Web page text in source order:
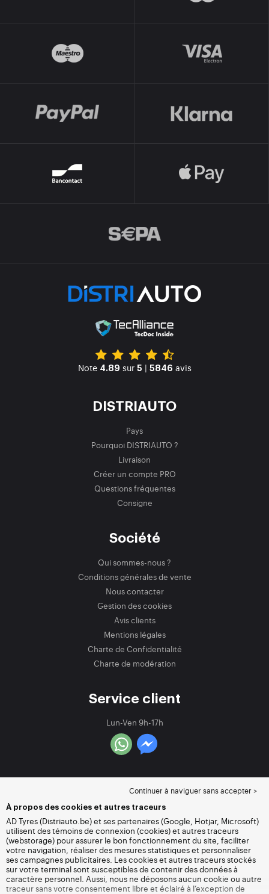
Note 4.89 sur 5 | 5846 avis
DISTRIAUTO
Pays
Pourquoi DISTRIAUTO ?
Livraison
Créer un compte PRO
Questions fréquentes
Consigne
Société
Qui sommes-nous ?
Conditions générales de vente
Nous contacter
Gestion des cookies
Avis clients
Mentions légales
Charte de Confidentialité
Charte de modération
Service client
Lun-Ven 9h-17h
Continuer à naviguer sans accepter >
À propos des cookies et autres traceurs
AD Tyres (Distriauto.be) et ses partenaires (Google, Hotjar, Microsoft)
utilisent des témoins de connexion (cookies) et autres traceurs
(webstorage) pour assurer le bon fonctionnement du site, faciliter
votre navigation, réaliser des mesures statistiques et personnaliser
ses campagnes publicitaires. Les cookies et autres traceurs stockés
sur votre terminal sont susceptibles de contenir des données à
caractère personnel. Aussi, nous ne déposons aucun cookie ou autre
traceur sans votre consentement libre et éclairé à l’exception de